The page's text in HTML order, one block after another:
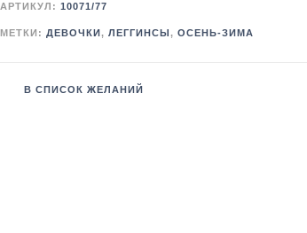
АРТИКУЛ: 10071/77
МЕТКИ: ДЕВОЧКИ , ЛЕГГИНСЫ , ОСЕНЬ-ЗИМА
В СПИСОК ЖЕЛАНИЙ